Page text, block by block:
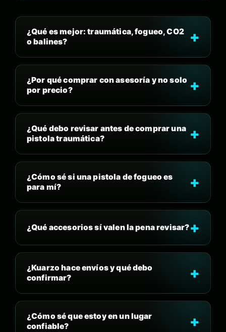
¿Qué es mejor: traumática, fogueo, CO2
o balines?
¿Por qué comprar con asesoría y no solo
por precio?
¿Qué debo revisar antes de comprar una
pistola traumática?
¿Cómo sé si una pistola de fogueo es
para mí?
¿Qué accesorios sí valen la pena revisar?
¿Kuarzo hace envíos y qué debo
confirmar?
¿Cómo sé que estoy en un lugar
confiable?